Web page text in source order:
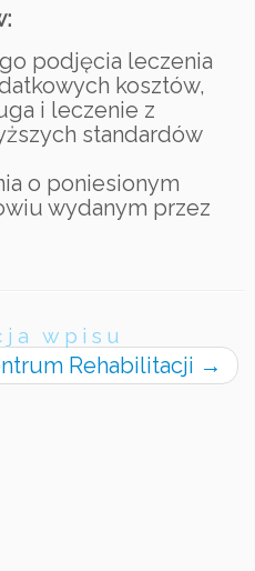
podjęcia leczenia
kosztów,
i leczenie z
standardów
o poniesionym
wydanym przez
wpisu
Rehabilitacji →